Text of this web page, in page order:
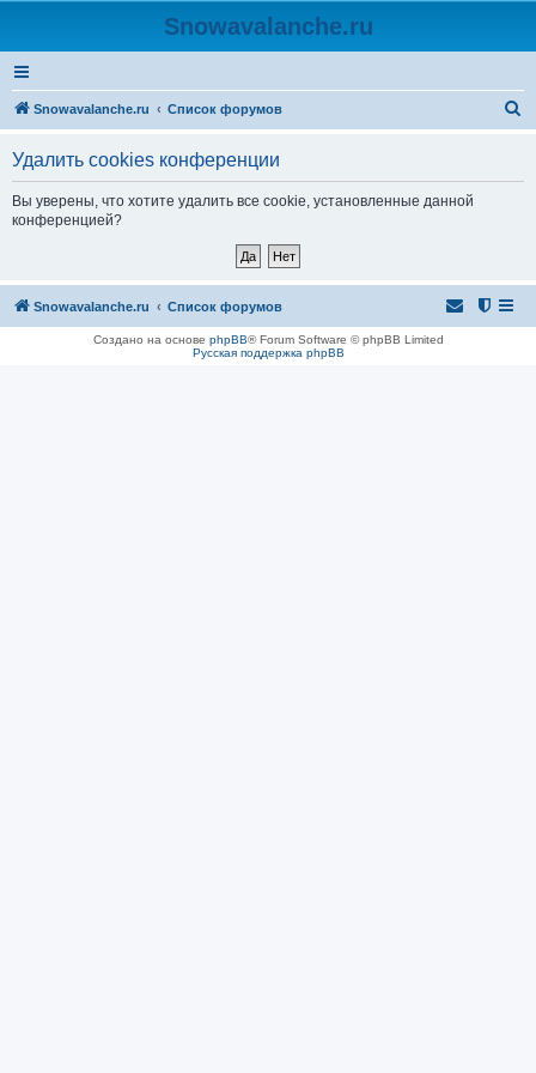
Snowavalanche.ru
Snowavalanche.ru Список форумов
Удалить cookies конференции
Вы уверены, что хотите удалить все cookie, установленные данной
конференцией?
Snowavalanche.ru Список форумов
Создано на основе phpBB® Forum Software © phpBB Limited
Русская поддержка phpBB